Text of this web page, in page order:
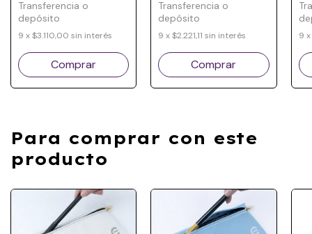
Transferencia o
depósito
9 x$3.110,00 sin interés
Comprar
Premium
Transferencia o
depósito
9 x$2.221,11 sin interés
Comprar
9 x
Para comprar con este
producto